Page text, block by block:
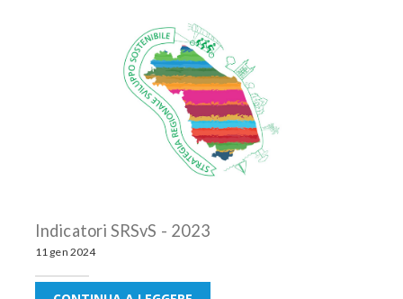
Indicatori SRSvS - 2023
11 gen 2024